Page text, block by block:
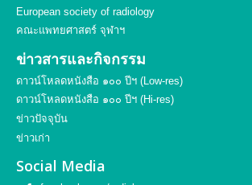
European society of radiology
คณะแพทยศาสตร์ จุฬาฯ
ข่าวสารและกิจกรรม
ดาวน์โหลดหนังสือ ๑๐๐ ปีฯ (Low-res)
ดาวน์โหลดหนังสือ ๑๐๐ ปีฯ (Hi-res)
ข่าวปัจจุบัน
ข่าวเก่า
Social Media